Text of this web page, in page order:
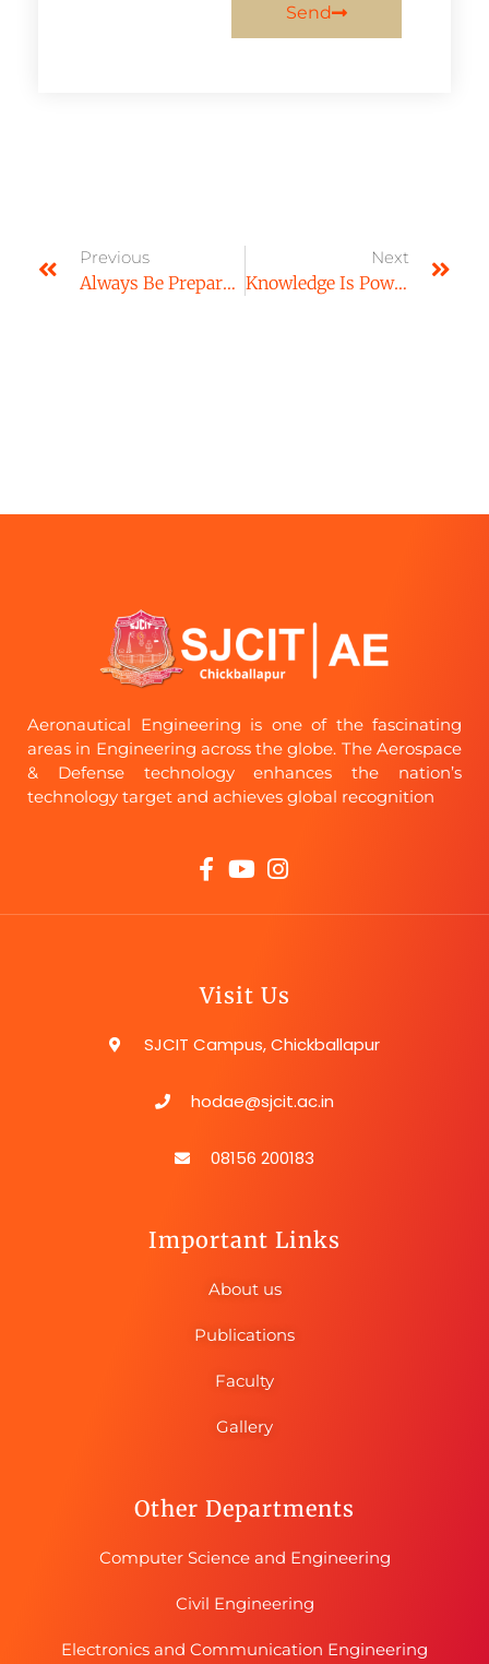
Send
Previous
Always Be Prepared And Know What The Purpose Is.
Next
Knowledge Is Power. Read Books To Get Smart.
Aeronautical Engineering is one of the fascinating
areas in Engineering across the globe. The Aerospace
& Defense technology enhances the nation’s
technology target and achieves global recognition
Visit Us
SJCIT Campus, Chickballapur
hodae@sjcit.ac.in
08156 200183
Important Links
About us
Publications
Faculty
Gallery
Other Departments
Computer Science and Engineering
Civil Engineering
Electronics and Communication Engineering